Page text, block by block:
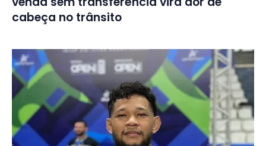
cabeça no trânsito